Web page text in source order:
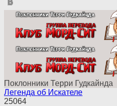
Поклонники Терри Гудкайнда
Легенда об Искателе
25064